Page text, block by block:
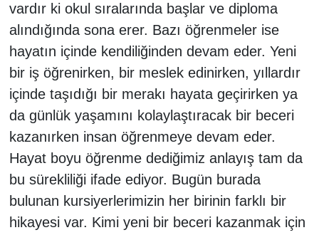
vardır ki okul sıralarında başlar ve diploma
alındığında sona erer. Bazı öğrenmeler ise
hayatın içinde kendiliğinden devam eder. Yeni
bir iş öğrenirken, bir meslek edinirken, yıllardır
içinde taşıdığı bir merakı hayata geçirirken ya
da günlük yaşamını kolaylaştıracak bir beceri
kazanırken insan öğrenmeye devam eder.
Hayat boyu öğrenme dediğimiz anlayış tam da
bu sürekliliği ifade ediyor. Bugün burada
bulunan kursiyerlerimizin her birinin farklı bir
hikayesi var. Kimi yeni bir beceri kazanmak için